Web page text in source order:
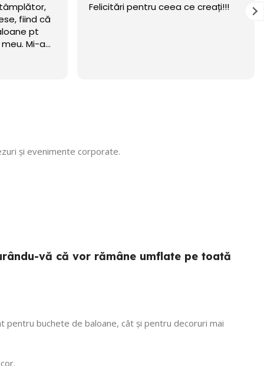
fiind că
pt
Mi-am
🏆
Felicitări pentru ceea ce creați!!!
și evenimente corporate.
vă că vor rămâne umflate pe toată
pentru buchete de baloane, cât și pentru decoruri mai